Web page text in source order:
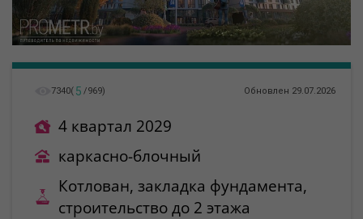
7340( 5 /969) Обновлен 29.07.2026
4 квартал 2029
каркасно-блочный
Котлован, закладка фундамента,
строительство до 2 этажа